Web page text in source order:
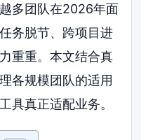
多团队在2026年面
务脱节、跨项目进
重重。本文结合真
各规模团队的适用
具真正适配业务。